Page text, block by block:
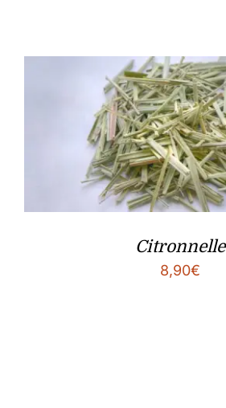
Citronnelle
8,90€